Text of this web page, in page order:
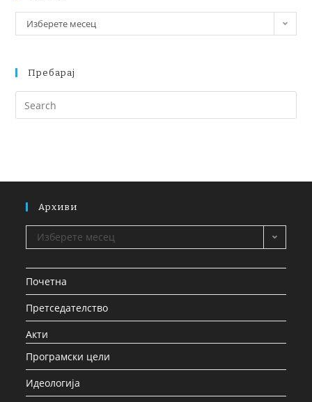
Изберете месец
Пребарај
Архиви
Изберете месец
Почетна
Претседателство
Акти
Програмски цели
Идеологија